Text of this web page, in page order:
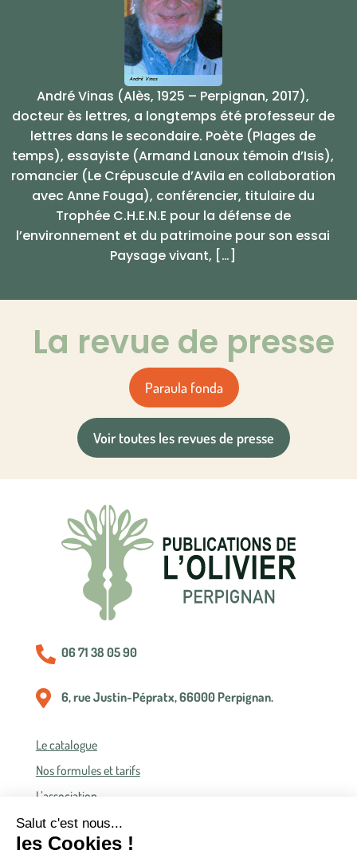
André Vinas (Alès, 1925 – Perpignan, 2017),
docteur ès lettres, a longtemps été professeur de
lettres dans le secondaire. Poète (Plages de
temps), essayiste (Armand Lanoux témoin d’Isis),
romancier (Le Crépuscule d’Avila en collaboration
avec Anne Fouga), conférencier, titulaire du
Trophée C.H.E.N.E pour la défense de
l’environnement et du patrimoine pour son essai
Paysage vivant, […]
La revue de presse
Paraula fonda
Voir toutes les revues de presse
 06 71 38 05 90
 6, rue Justin-Pépratx, 66000 Perpignan.
Le catalogue
Nos formules et tarifs
L’association
Politique de confidentialité
Conditions générales de vente